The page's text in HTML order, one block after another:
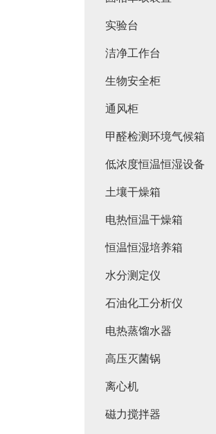
实验台
洁净工作台
生物安全柜
通风柜
甲醛检测环境气候箱
低浓度恒温恒湿设备
土壤干燥箱
电热恒温干燥箱
恒温恒湿培养箱
水分测定仪
石油化工分析仪
电热蒸馏水器
高压灭菌锅
离心机
磁力搅拌器